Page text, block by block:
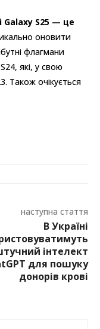
Galaxy S25 — це
оновити
флагмани
які, у свою
Також очікується
наступна стаття
В Україні
інтелект
для пошуку
донорів крові